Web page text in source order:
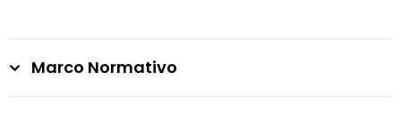
Marco Normativo